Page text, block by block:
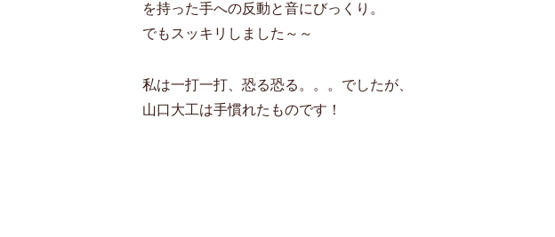
を持った手への反動と音にびっくり。
でもスッキリしました～～
私は一打一打、恐る恐る。。。でしたが、
山口大工は手慣れたものです！